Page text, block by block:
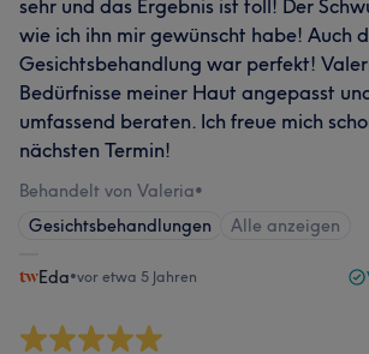
sehr und das Ergebnis ist toll! Der
wie ich ihn mir gewünscht habe! Auch
Gesichtsbehandlung war perfekt!
Bedürfnisse meiner Haut angepasst
umfassend beraten. Ich freue mich
nächsten Termin!
Behandelt von Valeria•
Gesichtsbehandlungen
Alle anzeigen
Eda•vor etwa 5 Jahren